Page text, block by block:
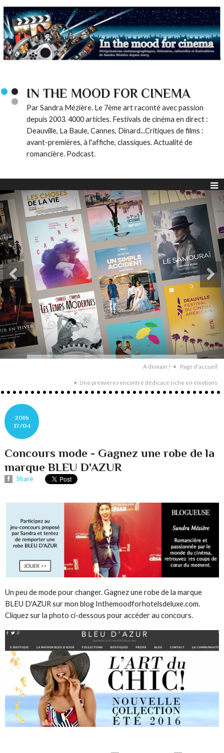
IN THE MOOD FOR CINEMA
Par Sandra Mézière. Le 7ème art raconté avec passion
depuis 2003. 4000 articles. Festivals de cinéma en direct :
Deauville, La Baule, Cannes, Dinard...Critiques de films :
avant-premières, à l'affiche, classiques. Actualité de
romancière. Podcast.
A demain ! Page d'accueil
Une première rencontre dédicace riche en émotions
2016
17/04
Concours mode - Gagnez une robe de la
marque BLEU D'AZUR
Share
Un peu de mode pour changer. Gagnez une robe de la marque
BLEU D'AZUR sur mon blog Inthemoodforhotelsdeluxe.com.
Cliquez sur la photo ci-dessous pour accéder au concours.